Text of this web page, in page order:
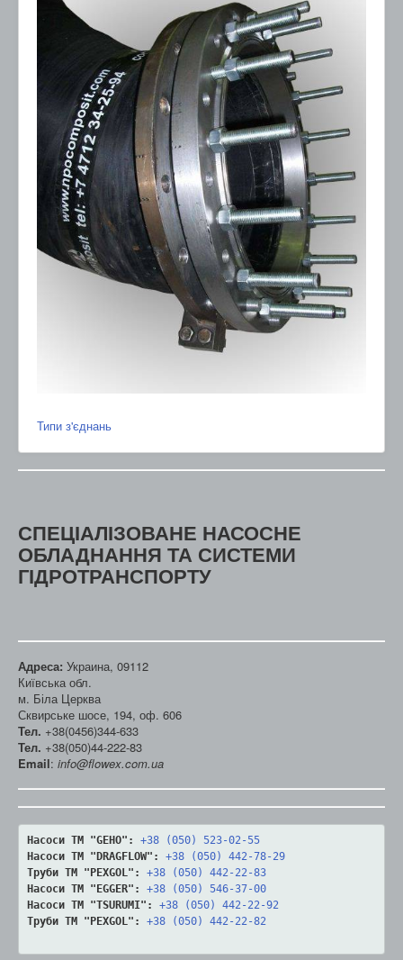
Типи з'єднань
СПЕЦІАЛІЗОВАНЕ НАСОСНЕ
ОБЛАДНАННЯ ТА СИСТЕМИ
ГІДРОТРАНСПОРТУ
Адреса: Украина, 09112
Київська обл.
м. Біла Церква
Сквирське шосе, 194, оф. 606
Тел. +38(0456)344-633
Тел. +38(050)44-222-83
Email: info@flowex.com.ua
Насоси ТМ "GEHO":
+38 (050) 523-02-55
Насоси ТМ "DRAGFLOW":
+38 (050) 442-78-29
Труби ТМ "PEXGOL":
+38 (050) 442-22-83
Насоси ТМ "EGGER":
+38 (050) 546-37-00
Насоси ТМ "TSURUMI":
+38 (050) 442-22-92
Труби ТМ "PEXGOL":
+38 (050) 442-22-82